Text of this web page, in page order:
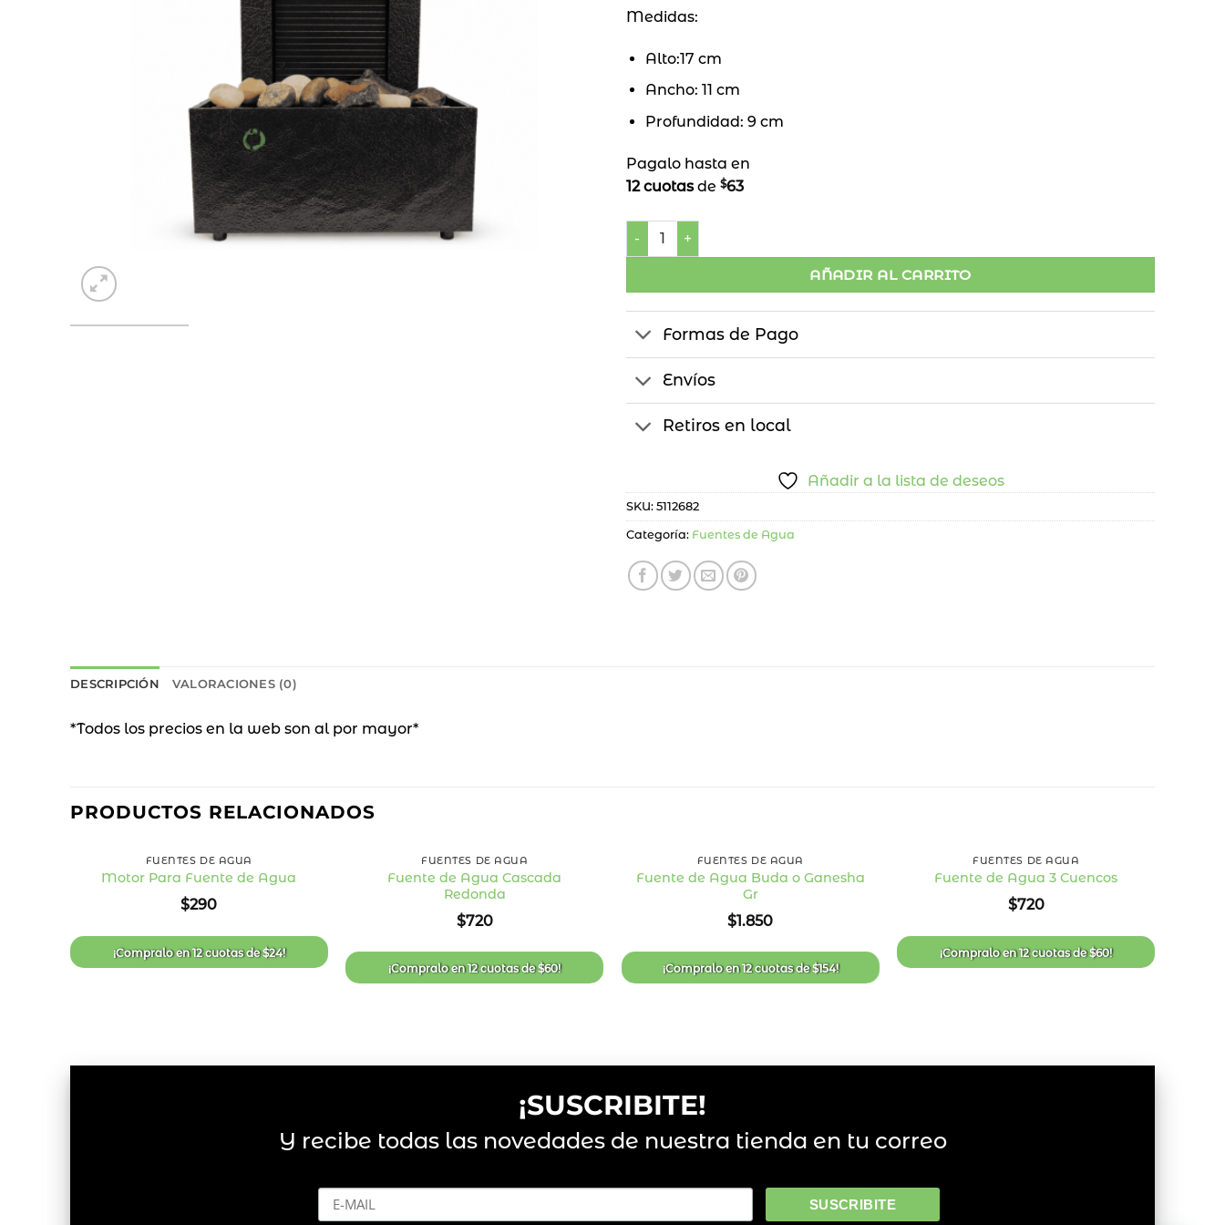
Medidas:
Alto:17 cm
Ancho: 11 cm
Profundidad: 9 cm
Pagalo hasta en
12 cuotasde $63
Fuente de Agua Rectangular Cascada cantidad
AÑADIR AL CARRITO
Formas de Pago
Envíos
Retiros en local
Añadir a la lista de deseos
SKU: 5112682
Categoría: Fuentes de Agua
DESCRIPCIÓN VALORACIONES (0)
*Todos los precios en la web son al por mayor*
PRODUCTOS RELACIONADOS
de
deseos
FUENTES DE AGUA
Motor Para Fuente de Agua
$290
¡Compralo en12 cuotasde$24!
FUENTES DE AGUA
Fuente de Agua Cascada
Redonda
$720
¡Compralo en12 cuotasde$60!
FUENTES DE AGUA
Fuente de Agua Buda o Ganesha
Gr
$1.850
¡Compralo en12 cuotasde$154!
de
deseos
FUENTES DE AGUA
Fuente de Agua 3 Cuencos
$720
¡Compralo en12 cuotasde$60!
¡SUSCRIBITE!
Y recibe todas las novedades de nuestra tienda en tu correo